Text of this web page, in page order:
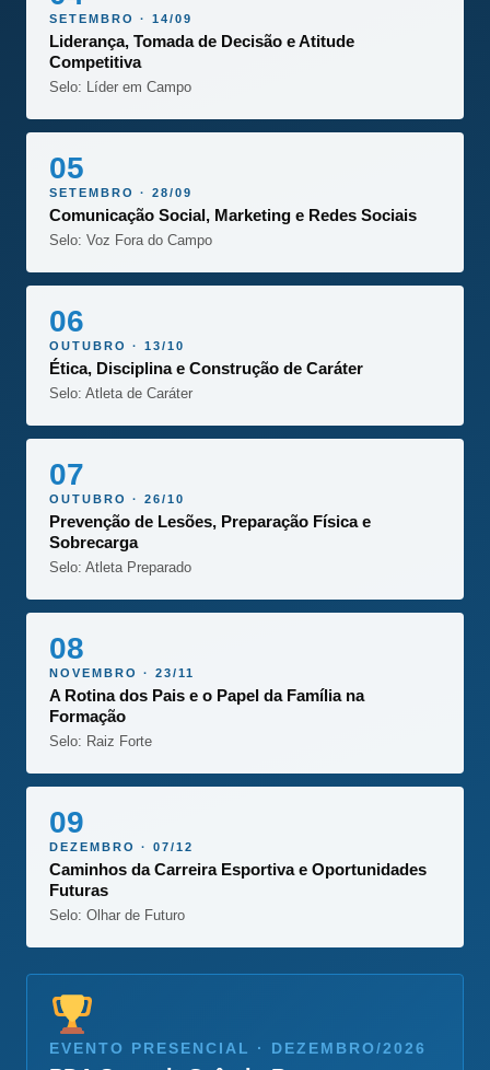
SETEMBRO · 14/09
Liderança, Tomada de Decisão e Atitude
Competitiva
Selo: Líder em Campo
05
SETEMBRO · 28/09
Comunicação Social, Marketing e Redes Sociais
Selo: Voz Fora do Campo
06
OUTUBRO · 13/10
Ética, Disciplina e Construção de Caráter
Selo: Atleta de Caráter
07
OUTUBRO · 26/10
Prevenção de Lesões, Preparação Física e
Sobrecarga
Selo: Atleta Preparado
08
NOVEMBRO · 23/11
A Rotina dos Pais e o Papel da Família na
Formação
Selo: Raiz Forte
09
DEZEMBRO · 07/12
Caminhos da Carreira Esportiva e Oportunidades
Futuras
Selo: Olhar de Futuro
EVENTO PRESENCIAL · DEZEMBRO/2026